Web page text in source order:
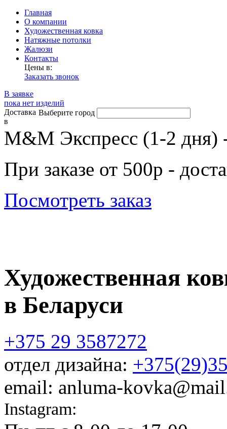
Главная
О компании
Художественная ковка
Натяжные потолки
Жалюзи
Контакты
Цены в:
Заказать звонок
В заявке
пока нет изделий
Доставка
в
Выберите город
М&М Экспресс (1-2 дня)
При заказе от 500р -
Посмотреть заказ
Художественная
в Беларуси
+375 29 3587272
отдел дизайна:
email: anluma-
Instagram: